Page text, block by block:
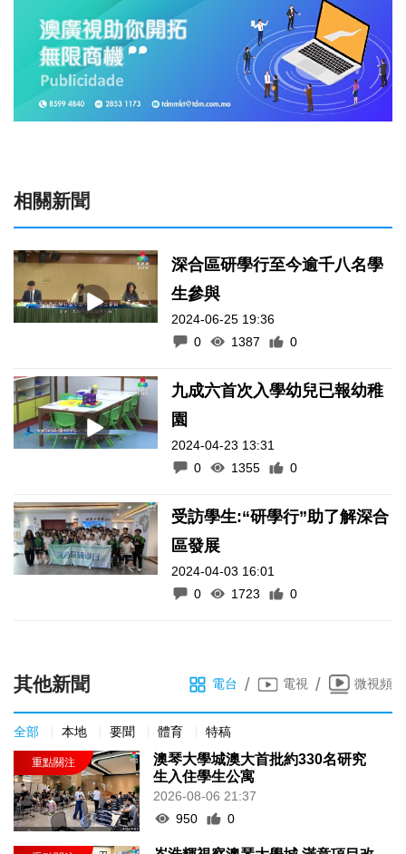
相關新聞
深合區研學行至今逾千八名學
生參與
2024-06-25 19:36
0
1387 0
九成六首次入學幼兒已報幼稚
園
2024-04-23 13:31
0
1355 0
受訪學生:“研學行”助了解深合
區發展
2024-04-03 16:01
0
1723 0
其他新聞 電台 / 電視 / 微視頻
全部 本地 要聞 體育 特稿
澳琴大學城澳大首批約330名研究
生入住學生公寓
2026-08-06 21:37
950
0